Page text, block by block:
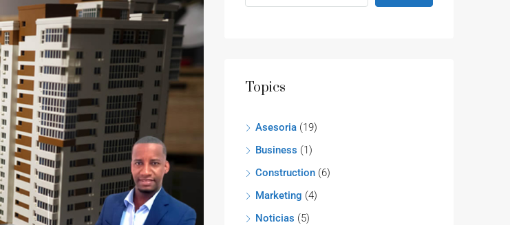
Topics
Asesoria (19)
Business (1)
Construction (6)
Marketing (4)
Noticias (5)